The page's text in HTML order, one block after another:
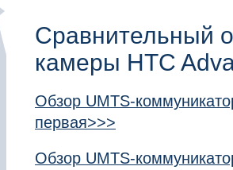
Сравнительный
камеры HTC
Обзор UMTS-
первая>>>
Обзор UMTS-